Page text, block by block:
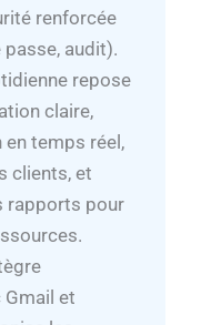
renforcée
passe, audit).
repose
claire,
temps réel,
clients, et
rapports pour
et